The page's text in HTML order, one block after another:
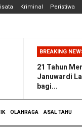
Kriminal Peristiwa
BREAKING
21 Tahun
Januwardi
bagi...
OLAHRAGA ASAL TAHU